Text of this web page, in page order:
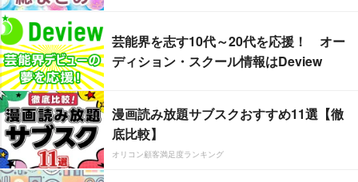
芸能界を志す10代～20代を応援！ オー
ディション・スクール情報はDeview
漫画読み放題サブスクおすすめ11選【徹
底比較】
オリコン顧客満足度ランキング